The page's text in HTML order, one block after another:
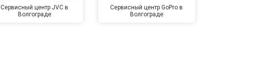
Сервисный центр JVC в
Волгограде
Сервисный центр GoPro в
Волгограде